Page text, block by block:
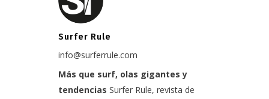
Surfer Rule
info@surferrule.com
Más que surf, olas gigantes y
tendencias Surfer Rule, revista de